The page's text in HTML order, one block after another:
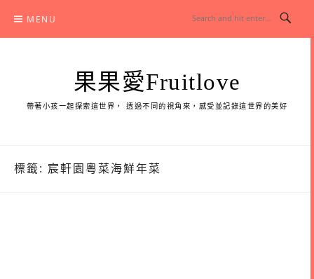
content
MENU
果果愛Fruitlove
帶著小孩一起探索這世界， 透過不同的視角來，感受並記錄這世界的美好
標籤: 宸軒園粵菜海鮮年菜